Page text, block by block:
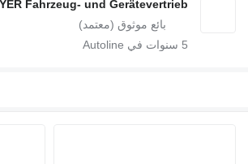
PEITZMEYER Fahrzeug- und Gerätevertrieb
سنوات في Autoline